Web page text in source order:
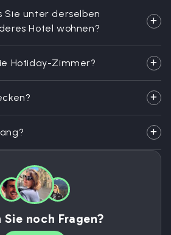
Sie unter derselben
Hotel wohnen?
Hotiday-Zimmer?
Sie noch Fragen?